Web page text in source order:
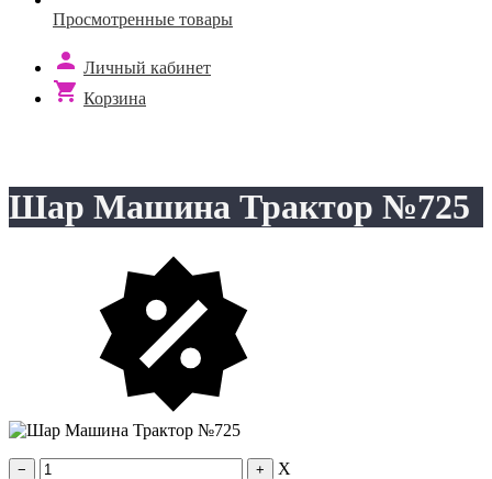
Просмотренные товары
Личный кабинет
Корзина
Шар Машина Трактор №725
X